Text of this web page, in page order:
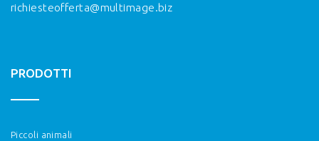
richiesteofferta@multimage.biz
PRODOTTI
Piccoli animali